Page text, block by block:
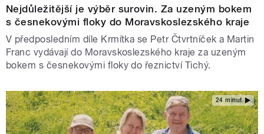
Nejdůležitější je výběr surovin. Za uzeným bokem
s česnekovými floky do Moravskoslezského kraje
V předposledním díle Krmítka se Petr Čtvrtníček a Martin
Franc vydávají do Moravskoslezského kraje za uzeným
bokem s česnekovými floky do řeznictví Tichý.
24 minut